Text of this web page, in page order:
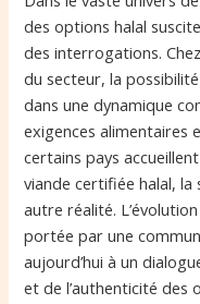
des options halal
des interrogations.
du secteur, la
dans une dynamique
exigences alimentaires
certains pays
viande certifiée halal,
autre réalité.
portée par une
aujourd’hui à un
et de l’authenticité des